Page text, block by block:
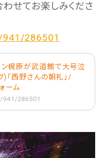
せてお楽しみくださ
286501
ン梶原が武道館で大号泣
「西野さんの朝礼」/
ーム
286501